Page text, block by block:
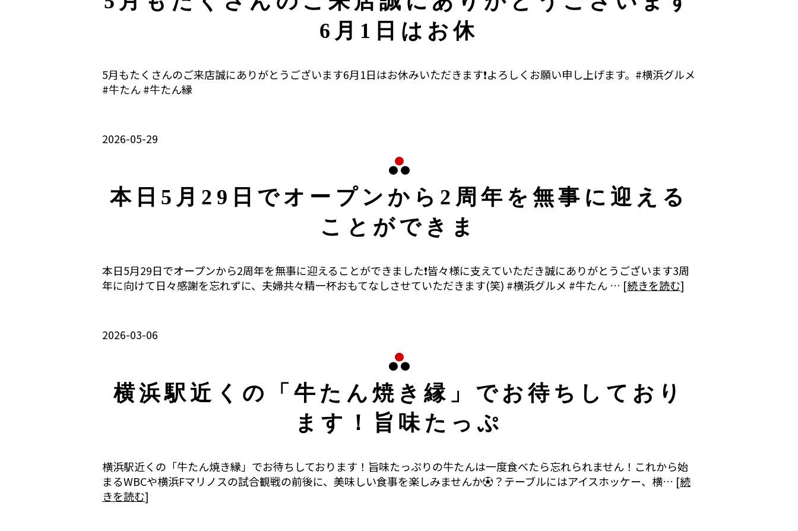
6月1日はお休
5月もたくさんのご来店誠にありがとうございます6月1日はお休みいただきます❗よろしくお願い申し上げます。#横浜グルメ
#牛たん #牛たん縁
2026-05-29
本日5月29日でオープンから2周年を無事に迎える
ことができま
本日5月29日でオープンから2周年を無事に迎えることができました❗皆々様に支えていただき誠にありがとうございます3周
年に向けて日々感謝を忘れずに、夫婦共々精一杯おもてなしさせていただきます(笑) #横浜グルメ #牛たん … [続きを読む]
2026-03-06
横浜駅近くの「牛たん焼き縁」でお待ちしており
ます！旨味たっぷ
横浜駅近くの「牛たん焼き縁」でお待ちしております！旨味たっぷりの牛たんは一度食べたら忘れられません！これから始
まるWBCや横浜Fマリノスの試合観戦の前後に、美味しい食事を楽しみませんか⚽️？テーブルにはアイスホッケー、横… [続
きを読む]